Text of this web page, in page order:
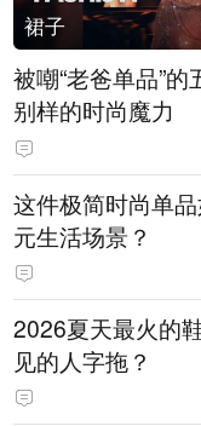
裙子
被嘲“老爸单品”
别样的时尚魔力
这件极简时尚单
元生活场景？
2026夏天最火的
见的人字拖？